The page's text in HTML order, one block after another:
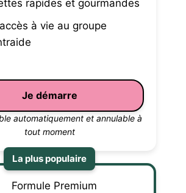
rapides et gourmandes
à vie au groupe
Je démarre
automatiquement et annulable à
tout moment